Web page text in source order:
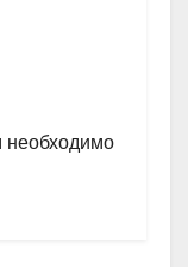
необходимо